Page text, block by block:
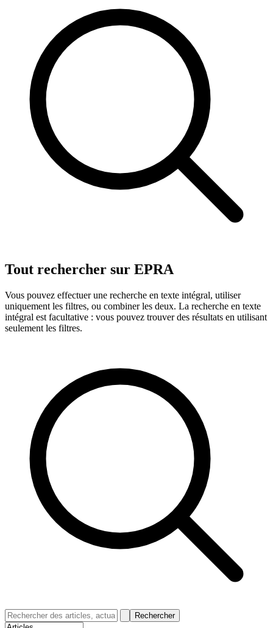
Tout rechercher sur EPRA
Vous pouvez effectuer une recherche en texte intégral, utiliser
uniquement les filtres, ou combiner les deux. La recherche en texte
intégral est facultative : vous pouvez trouver des résultats en utilisant
seulement les filtres.
Rechercher